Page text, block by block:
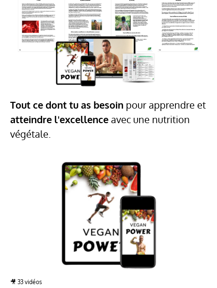
Tout ce dont tu as besoin pour apprendre et
atteindre l'excellence avec une nutrition
végétale.
🎥 33 vidéos